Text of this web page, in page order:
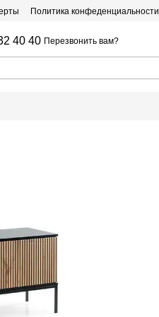
Политика конфеденциальности
40 40 Перезвонить вам?